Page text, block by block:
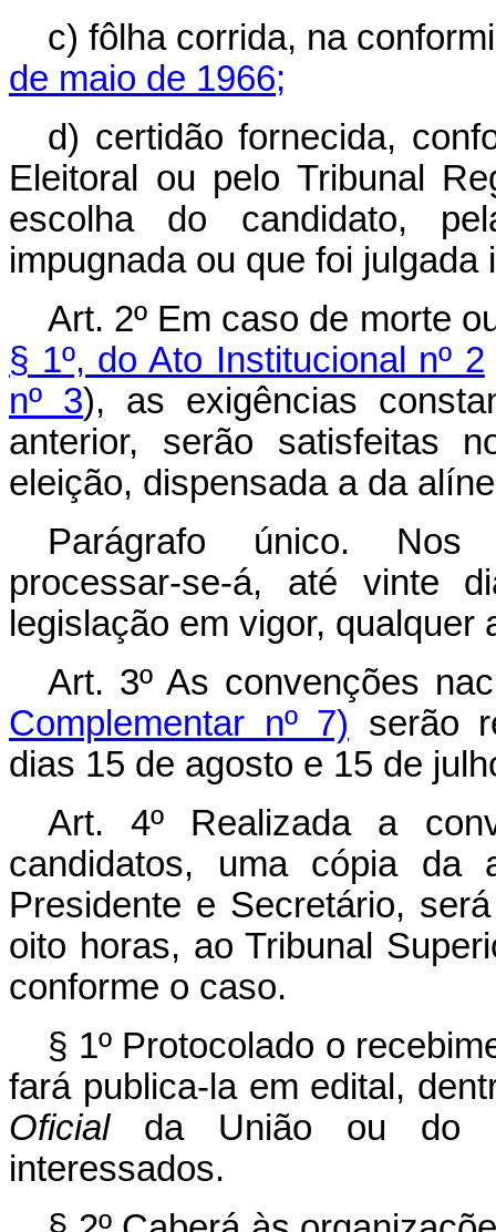
c) fôlha corrida, na
de maio de 1966;
d) certidão fornecida,
Eleitoral ou pelo Tribunal
escolha do candidato,
impugnada ou que foi
Art. 2º Em caso de morte
§ 1º, do Ato Institucional nº 2
nº 3), as exigências
anterior, serão satisfeitas
eleição, dispensada a da
Parágrafo único.
processar‑se‑á, até vinte
legislação em vigor,
Art. 3º As convenções
Complementar nº 7) serão
dias 15 de agosto e 15 de
Art. 4º Realizada a
candidatos, uma cópia da
Presidente e Secretário,
oito horas, ao Tribunal
conforme o caso.
§ 1º Protocolado o
fará publica‑la em edital,
Oficialda União ou do
interessados.